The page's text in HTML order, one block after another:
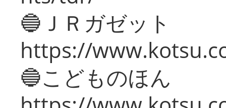
🔵ＪＲガゼット
https://
🔵こどものほん